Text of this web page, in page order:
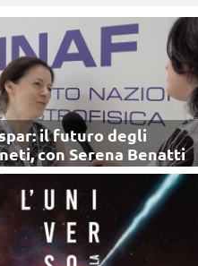
il futuro degli
con Serena Benatti